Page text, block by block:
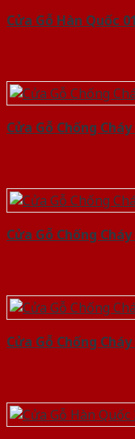
Cửa Gỗ Hàn Quốc
Cửa Gỗ Chống
Cửa Gỗ Chống
Cửa Gỗ Chống